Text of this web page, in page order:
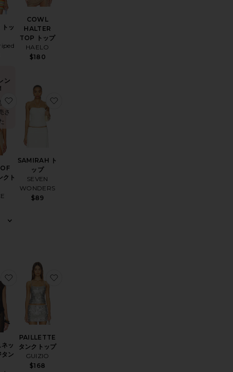
ッ
COWL
HALTER
TOP トップ
HAELO
$180
プ
LEXIE TWIST HALTER タンクトップ
ン
間
さ
クト
お気に入りHEART OF GOLD タンクトップ
SAMIRAH ト
ップ
SEVEN
WONDERS
$89
トップ
ZHENYA バンドゥトップス
ッ
タン
お気に入りフィッシュネットラウンジタンク
PAILLETTE
タンクトップ
GUIZIO
$168